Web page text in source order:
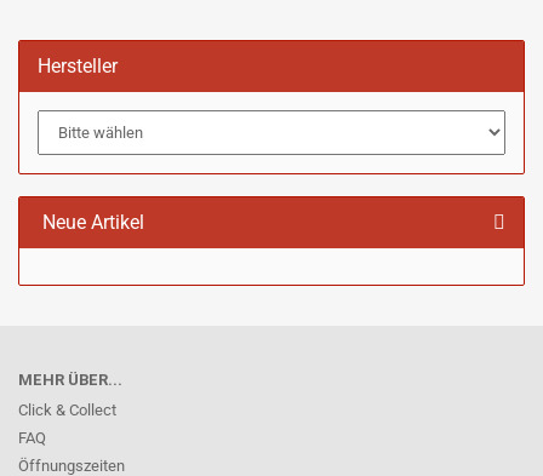
Hersteller
Neue Artikel
MEHR ÜBER...
Click & Collect
FAQ
Öffnungszeiten